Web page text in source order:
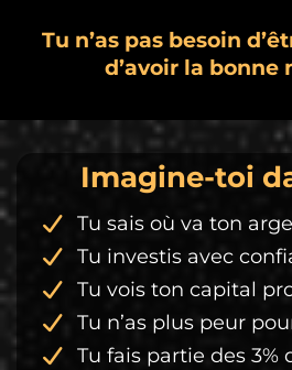
Tu n’as pas besoin
d’avoir la bonne
Imagine-toi
Tu sais où va ton
Tu investis avec
Tu vois ton capital
Tu n’as plus peur
Tu fais partie des 3%